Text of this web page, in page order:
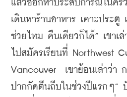
แล้วออกหาประสบการณ์ในครั
เดินหาร้านอาหาร เคาะประตู
ช่วยไหม คืนเดียวก็ได้” เขาเ
ไปสมัครเรียนที่ Northwest
Vancouver  เขาย้อนเล่าว่า
ปากกัดตีนถีบในช่วงปีแรกๆ”